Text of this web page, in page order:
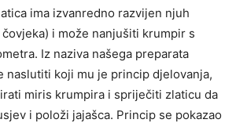
ima izvanredno razvijen njuh
i može nanjušiti krumpir s
Iz naziva našega preparata
naslutiti koji mu je princip djelovanja,
miris krumpira i spriječiti zlaticu da
i položi jajašca. Princip se pokazao